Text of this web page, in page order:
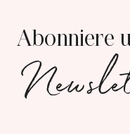
Abonniere